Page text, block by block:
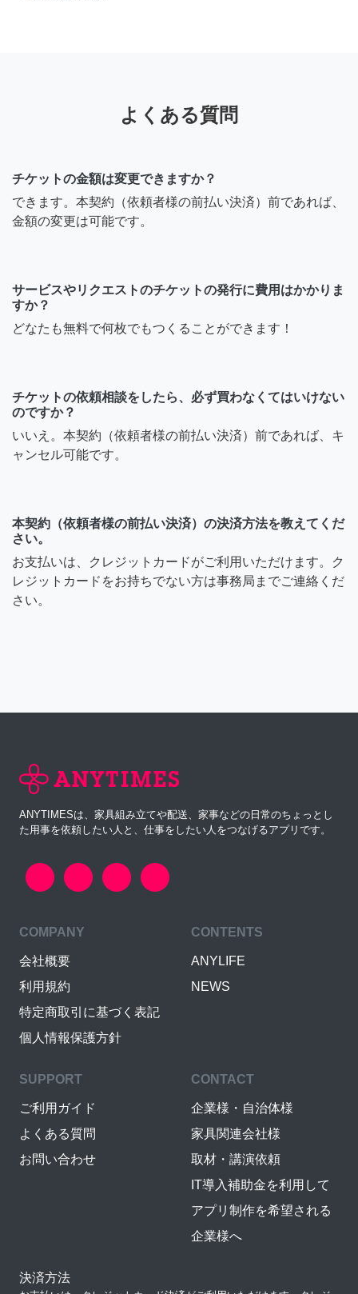
よくある質問
チケットの金額は変更できますか？
できます。本契約（依頼者様の前払い決済）前であれば、
金額の変更は可能です。
サービスやリクエストのチケットの発行に費用はかかりま
すか？
どなたも無料で何枚でもつくることができます！
チケットの依頼相談をしたら、必ず買わなくてはいけない
のですか？
いいえ。本契約（依頼者様の前払い決済）前であれば、キ
ャンセル可能です。
本契約（依頼者様の前払い決済）の決済方法を教えてくだ
さい。
お支払いは、クレジットカードがご利用いただけます。ク
レジットカードをお持ちでない方は事務局までご連絡くだ
さい。
ANYTIMESは、家具組み立てや配送、家事などの日常のちょっとし
た用事を依頼したい人と、仕事をしたい人をつなげるアプリです。
COMPANY
会社概要
利用規約
特定商取引に基づく表記
個人情報保護方針
CONTENTS
ANYLIFE
NEWS
SUPPORT
ご利用ガイド
よくある質問
お問い合わせ
CONTACT
企業様・自治体様
家具関連会社様
取材・講演依頼
IT導入補助金を利用して
アプリ制作を希望される
企業様へ
決済方法